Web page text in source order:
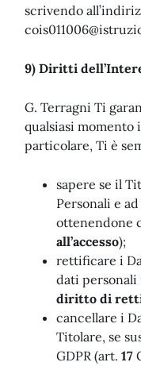
scrivendo
9) Diritti
G. Terragni Ti
qualsiasi
particolare, Ti è
sapere se il
Personali e
ottenendone
all’accesso);
rettificare i
dati
diritto di
cancellare i
Titolare, se
GDPR (art. 17